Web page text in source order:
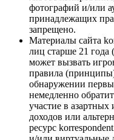
фотографий и/или
принадлежащих
запрещено.
Материалы сайта
лиц старше 21 года
может вызвать
правила
обнаружении
немедленно
участие в азартных
доходов или
ресурс